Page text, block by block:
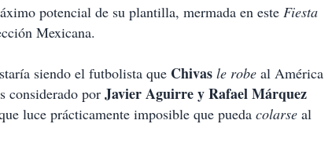
potencial de su plantilla, mermada en este Fiesta
Mexicana.
siendo el futbolista que Chivas le robe al América
considerado por Javier Aguirre y Rafael Márquez
luce prácticamente imposible que pueda colarse al